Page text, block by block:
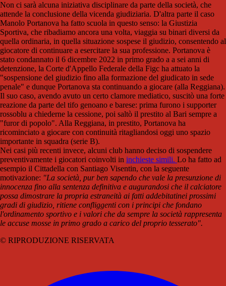
Non ci sarà alcuna iniziativa disciplinare da parte della società, che
attende la conclusione della vicenda giudiziaria. D'altra parte il caso
Manolo Portanova ha fatto scuola in questo senso: la Giustizia
Sportiva, che ribadiamo ancora una volta, viaggia su binari diversi da
quella ordinaria, in quella situazione sospese il giudizio, consentendo al
giocatore di continuare a esercitare la sua professione. Portanova è
stato condannato il 6 dicembre 2022 in primo grado a a sei anni di
detenzione, la Corte d'Appello Federale della Figc ha attuato la
"sospensione del giudizio fino alla formazione del giudicato in sede
penale" e dunque Portanova sta continuando a giocare (alla Reggiana).
Il suo caso, avendo avuto un certo clamore mediatico, suscitò una forte
reazione da parte del tifo genoano e barese: prima furono i supporter
rossoblu a chiederne la cessione, poi saltò il prestito al Bari sempre a
"furor di popolo". Alla Reggiana, in prestito, Portanova ha
ricominciato a giocare con continuità ritagliandosi oggi uno spazio
importante in squadra (serie B).
Nei casi più recenti invece, alcuni club hanno deciso di sospendere
preventivamente i giocatori coinvolti in inchieste simili. Lo ha fatto ad
esempio il Cittadella con Santiago Visentin, con la seguente
motivazione: "La società, pur ben sapendo che vale la presunzione di
innocenza fino alla sentenza definitiva e augurandosi che il calciatore
possa dimostrare la propria estraneità ai fatti addebitatinei prossimi
gradi di giudizio, ritiene confliggenti con i principi che fondano
l'ordinamento sportivo e i valori che da sempre la società rappresenta
le accuse mosse in primo grado a carico del proprio tesserato".
© RIPRODUZIONE RISERVATA